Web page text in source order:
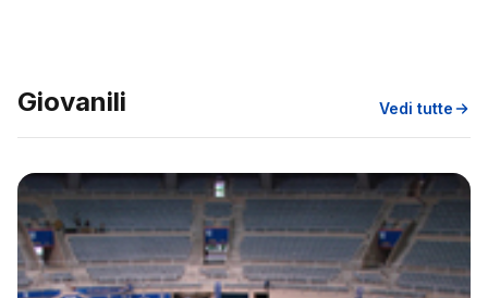
Giovanili Vedi tutte